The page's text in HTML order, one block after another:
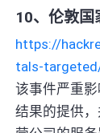
10、伦敦国
https://
tals-
该事件严重
结果的提供